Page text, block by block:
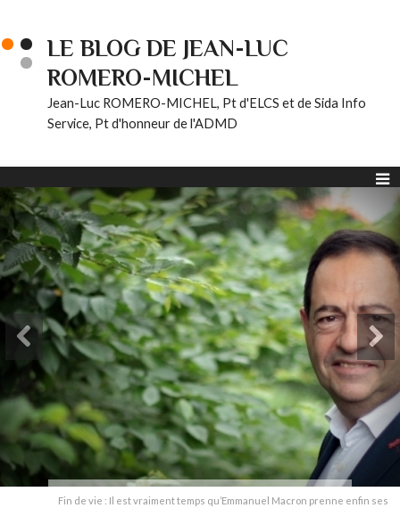
LE BLOG DE JEAN-LUC
ROMERO-MICHEL
Jean-Luc ROMERO-MICHEL, Pt d'ELCS et de Sida Info
Service, Pt d'honneur de l'ADMD
Fin de vie : Il est vraiment temps qu’Emmanuel Macron prenne enfin ses